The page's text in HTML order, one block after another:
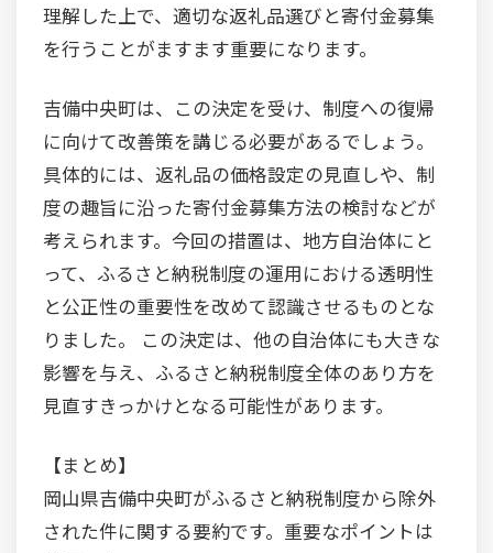
理解した上で、適切な返礼品選びと寄付金募集
を行うことがますます重要になります。
吉備中央町は、この決定を受け、制度への復帰
に向けて改善策を講じる必要があるでしょう。
具体的には、返礼品の価格設定の見直しや、制
度の趣旨に沿った寄付金募集方法の検討などが
考えられます。今回の措置は、地方自治体にと
って、ふるさと納税制度の運用における透明性
と公正性の重要性を改めて認識させるものとな
りました。 この決定は、他の自治体にも大きな
影響を与え、ふるさと納税制度全体のあり方を
見直すきっかけとなる可能性があります。
【まとめ】
岡山県吉備中央町がふるさと納税制度から除外
された件に関する要約です。重要なポイントは